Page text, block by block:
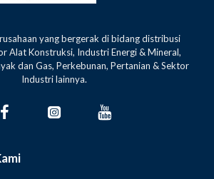
yang bergerak di bidang distribusi
Alat Konstruksi, Industri Energi & Mineral,
dan Gas, Perkebunan, Pertanian & Sektor
Industri lainnya.